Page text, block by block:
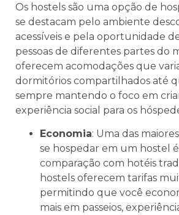
Os hostels são uma opção de
se destacam pelo ambiente
acessíveis e pela oportunidade
pessoas de diferentes partes do
oferecem acomodações que
dormitórios compartilhados até
sempre mantendo o foco em
experiência social para os
Economia: Uma das
se hospedar em um hostel
comparação com hotéis
hostels oferecem tarifas
permitindo que você
mais em passeios,